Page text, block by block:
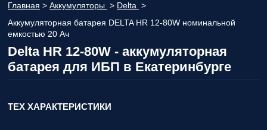
Главная > Аккумуляторы > Delta >
Аккумуляторная батарея DELTA HR 12-80W номинальной
емкостью 20 Ач
Delta HR 12-80W - аккумуляторная
батарея для ИБП в Екатеринбурге
ТЕХ ХАРАКТЕРИСТИКИ